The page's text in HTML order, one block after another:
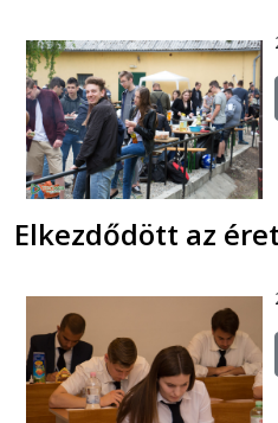
Elkezdődött az